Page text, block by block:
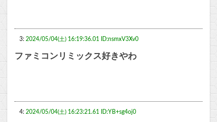
3: 2024/05/04(土) 16:19:36.01 ID:nsmxV3Xv0
ファミコンリミックス好きやわ
4: 2024/05/04(土) 16:23:21.61 ID:YB+sg4oj0